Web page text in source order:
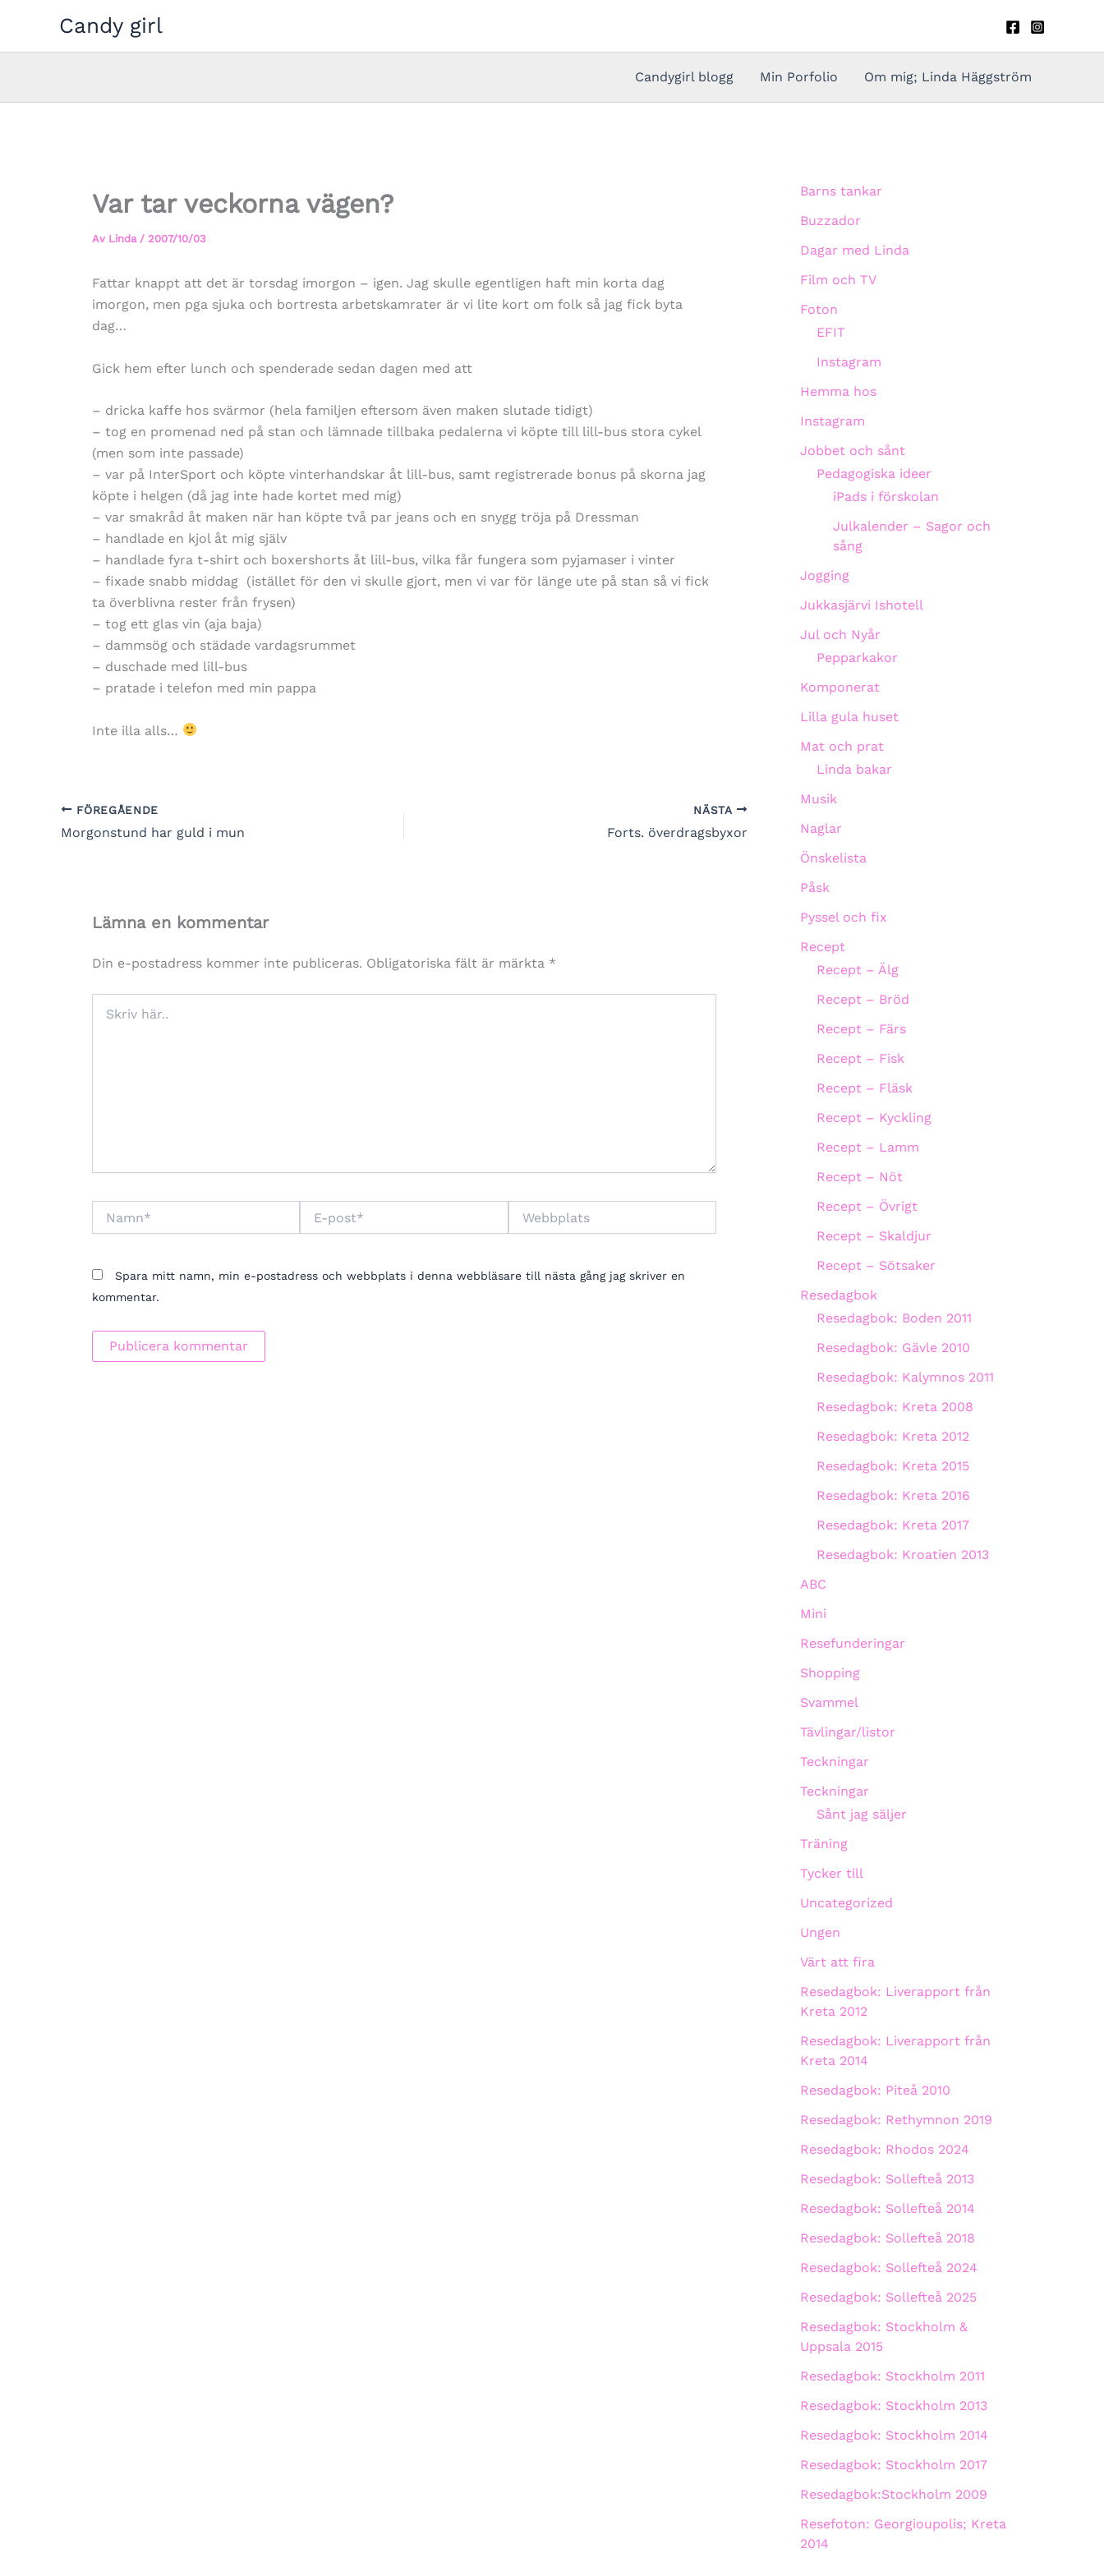
innehåll
Candy girl
Candygirl blogg Min Porfolio Om mig; Linda Häggström
Var tar veckorna vägen?
Av Linda / 2007/10/03
Fattar knappt att det är torsdag imorgon – igen. Jag skulle egentligen haft min korta dag
imorgon, men pga sjuka och bortresta arbetskamrater är vi lite kort om folk så jag fick byta
dag…
Gick hem efter lunch och spenderade sedan dagen med att
– dricka kaffe hos svärmor (hela familjen eftersom även maken slutade tidigt)
– tog en promenad ned på stan och lämnade tillbaka pedalerna vi köpte till lill-bus stora cykel
(men som inte passade)
– var på InterSport och köpte vinterhandskar åt lill-bus, samt registrerade bonus på skorna jag
köpte i helgen (då jag inte hade kortet med mig)
– var smakråd åt maken när han köpte två par jeans och en snygg tröja på Dressman
– handlade en kjol åt mig själv
– handlade fyra t-shirt och boxershorts åt lill-bus, vilka får fungera som pyjamaser i vinter
– fixade snabb middag (istället för den vi skulle gjort, men vi var för länge ute på stan så vi fick
ta överblivna rester från frysen)
– tog ett glas vin (aja baja)
– dammsög och städade vardagsrummet
– duschade med lill-bus
– pratade i telefon med min pappa
Inte illa alls…
FÖREGÅENDE
Morgonstund har guld i mun
NÄSTA
Forts. överdragsbyxor
Lämna en kommentar
Din e-postadress kommer inte publiceras. Obligatoriska fält är märkta *
här..
post*
Spara mitt namn, min e-postadress och webbplats i denna webbläsare till nästa gång jag skriver en
kommentar.
Barns tankar
Buzzador
Dagar med Linda
Film och TV
Foton
EFIT
Instagram
Hemma hos
Instagram
Jobbet och sånt
Pedagogiska ideer
iPads i förskolan
Julkalender – Sagor och
sång
Jogging
Jukkasjärvi Ishotell
Jul och Nyår
Pepparkakor
Komponerat
Lilla gula huset
Mat och prat
Linda bakar
Musik
Naglar
Önskelista
Påsk
Pyssel och fix
Recept
Recept – Älg
Recept – Bröd
Recept – Färs
Recept – Fisk
Recept – Fläsk
Recept – Kyckling
Recept – Lamm
Recept – Nöt
Recept – Övrigt
Recept – Skaldjur
Recept – Sötsaker
Resedagbok
Resedagbok: Boden 2011
Resedagbok: Gävle 2010
Resedagbok: Kalymnos 2011
Resedagbok: Kreta 2008
Resedagbok: Kreta 2012
Resedagbok: Kreta 2015
Resedagbok: Kreta 2016
Resedagbok: Kreta 2017
Resedagbok: Kroatien 2013
ABC
Mini
Resefunderingar
Shopping
Svammel
Tävlingar/listor
Teckningar
Teckningar
Sånt jag säljer
Träning
Tycker till
Uncategorized
Ungen
Värt att fira
Resedagbok: Liverapport från
Kreta 2012
Resedagbok: Liverapport från
Kreta 2014
Resedagbok: Piteå 2010
Resedagbok: Rethymnon 2019
Resedagbok: Rhodos 2024
Resedagbok: Sollefteå 2013
Resedagbok: Sollefteå 2014
Resedagbok: Sollefteå 2018
Resedagbok: Sollefteå 2024
Resedagbok: Sollefteå 2025
Resedagbok: Stockholm &
Uppsala 2015
Resedagbok: Stockholm 2011
Resedagbok: Stockholm 2013
Resedagbok: Stockholm 2014
Resedagbok: Stockholm 2017
Resedagbok:Stockholm 2009
Resefoton: Georgioupolis; Kreta
2014